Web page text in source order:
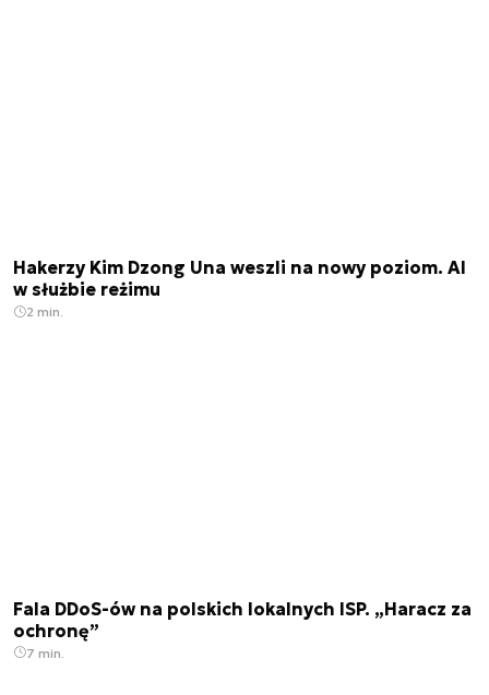
Hakerzy Kim Dzong Una weszli na nowy poziom. AI
w służbie reżimu
2 min.
Fala DDoS-ów na polskich lokalnych ISP. „Haracz za
ochronę”
7 min.